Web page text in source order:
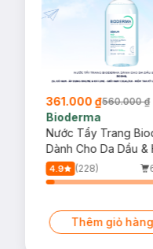
361.000 ₫560.000 ₫
Bioderma
Nước Tẩy Trang
Dành Cho Da Dầu &
500ml
4.9 (228)
Thêm giỏ hàng